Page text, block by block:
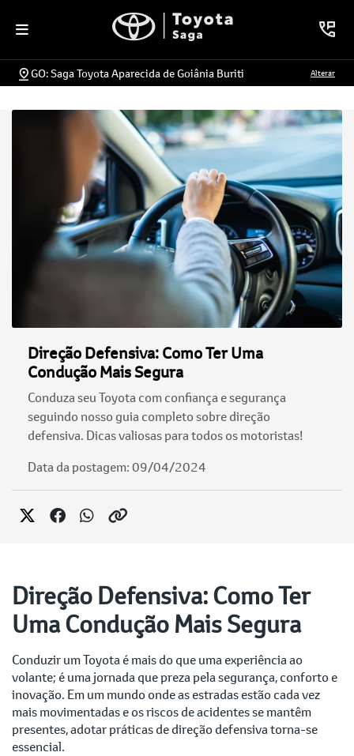
GO: Saga Toyota Aparecida de Goiânia Buriti Alterar
Direção Defensiva: Como Ter Uma
Condução Mais Segura
Conduza seu Toyota com confiança e segurança
seguindo nosso guia completo sobre direção
defensiva. Dicas valiosas para todos os motoristas!
Data da postagem: 09/04/2024
Direção Defensiva: Como Ter
Uma Condução Mais Segura
Conduzir um Toyota é mais do que uma experiência ao
volante; é uma jornada que preza pela segurança, conforto e
inovação. Em um mundo onde as estradas estão cada vez
mais movimentadas e os riscos de acidentes se mantêm
presentes, adotar práticas de direção defensiva torna-se
essencial.